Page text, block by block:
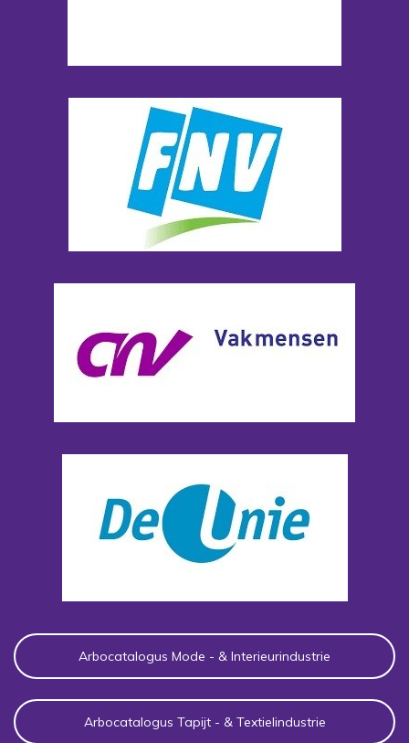
Arbocatalogus Mode - & Interieurindustrie
Arbocatalogus Tapijt - & Textielindustrie